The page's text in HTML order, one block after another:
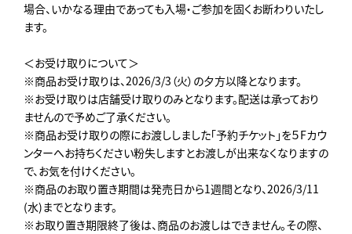
場合、いかなる理由であっても入場・ご参加を固くお断わりいたし
ます。
＜お受け取りについて＞
※商品お受け取りは、2026/3/3（火）の夕方以降となります。
※お受け取りは店舗受け取りのみとなります。配送は承っており
ませんので予めご了承ください。
※商品お受け取りの際にお渡ししました「予約チケット」を５Fカウ
ンターへお持ちください粉失しますとお渡しが出来なくなりますの
で、お気を付けください。
※商品のお取り置き期間は発売日から1週間となり、2026/3/11
(水)までとなります。
※お取り置き期限終了後は、商品のお渡しはできません。その際、